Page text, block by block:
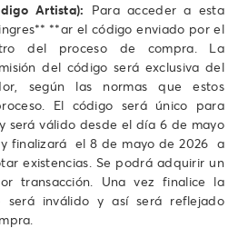
Artista): Para acceder a esta
**ar el código enviado por el
del proceso de compra. La
del código será exclusiva del
según las normas que estos
El código será único para
será válido desde el día 6 de mayo
y finalizará el 8 de mayo de 2026 a
existencias. Se podrá adquirir un
transacción. Una vez finalice la
será inválido y así será reflejado